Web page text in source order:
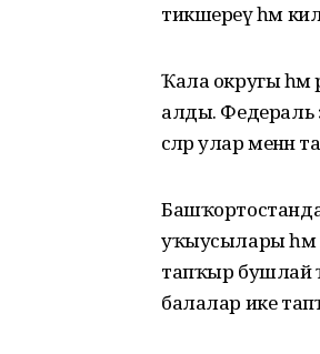
тикшереү һәм
Ҡала округы һәм
алды. Федераль
әсәләр улар
Башҡортостанда
уҡыусылары һәм
тапҡыр бушлай
балалар ике